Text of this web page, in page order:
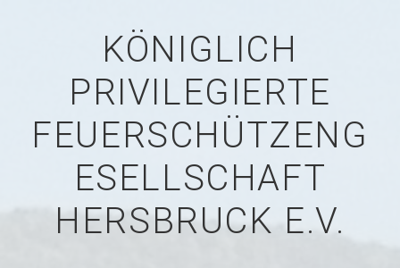
KÖNIGLICH
PRIVILEGIERTE
FEUERSCHÜTZENG
ESELLSCHAFT
HERSBRUCK E.V.